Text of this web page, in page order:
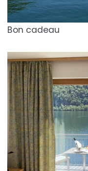
Bon cadeau